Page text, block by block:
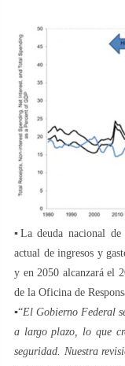
▪️La deuda nacional
actual de ingresos y
y en 2050 alcanzará el
de la Oficina de
▪️“El Gobierno Federal
a largo plazo, lo que
seguridad. Nuestra